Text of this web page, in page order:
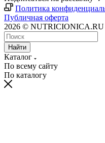
Политика
Публичная оферта
2026 © NUTRICIONICA.RU
Найти
Каталог
По всему сайту
По каталогу